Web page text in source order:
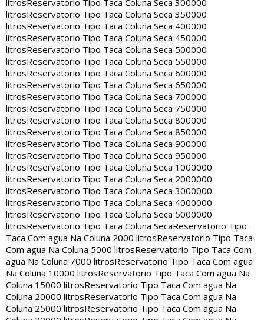
litrosReservatorio Tipo Taca Coluna Seca 300000
litrosReservatorio Tipo Taca Coluna Seca 350000
litrosReservatorio Tipo Taca Coluna Seca 400000
litrosReservatorio Tipo Taca Coluna Seca 450000
litrosReservatorio Tipo Taca Coluna Seca 500000
litrosReservatorio Tipo Taca Coluna Seca 550000
litrosReservatorio Tipo Taca Coluna Seca 600000
litrosReservatorio Tipo Taca Coluna Seca 650000
litrosReservatorio Tipo Taca Coluna Seca 700000
litrosReservatorio Tipo Taca Coluna Seca 750000
litrosReservatorio Tipo Taca Coluna Seca 800000
litrosReservatorio Tipo Taca Coluna Seca 850000
litrosReservatorio Tipo Taca Coluna Seca 900000
litrosReservatorio Tipo Taca Coluna Seca 950000
litrosReservatorio Tipo Taca Coluna Seca 1000000
litrosReservatorio Tipo Taca Coluna Seca 2000000
litrosReservatorio Tipo Taca Coluna Seca 3000000
litrosReservatorio Tipo Taca Coluna Seca 4000000
litrosReservatorio Tipo Taca Coluna Seca 5000000
litrosReservatorio Tipo Taca Coluna SecaReservatorio Tipo
Taca Com agua Na Coluna 2000 litrosReservatorio Tipo Taca
Com agua Na Coluna 5000 litrosReservatorio Tipo Taca Com
agua Na Coluna 7000 litrosReservatorio Tipo Taca Com agua
Na Coluna 10000 litrosReservatorio Tipo Taca Com agua Na
Coluna 15000 litrosReservatorio Tipo Taca Com agua Na
Coluna 20000 litrosReservatorio Tipo Taca Com agua Na
Coluna 25000 litrosReservatorio Tipo Taca Com agua Na